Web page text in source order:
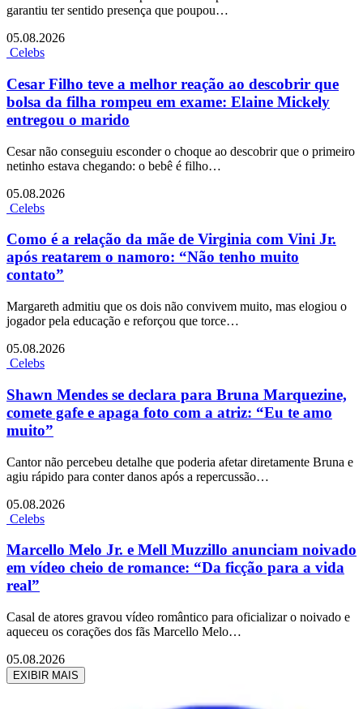
garantiu ter sentido presença que poupou…
05.08.2026
Celebs
Cesar Filho teve a melhor reação ao descobrir que
bolsa da filha rompeu em exame: Elaine Mickely
entregou o marido
Cesar não conseguiu esconder o choque ao descobrir que o primeiro
netinho estava chegando: o bebê é filho…
05.08.2026
Celebs
Como é a relação da mãe de Virginia com Vini Jr.
após reatarem o namoro: “Não tenho muito
contato”
Margareth admitiu que os dois não convivem muito, mas elogiou o
jogador pela educação e reforçou que torce…
05.08.2026
Celebs
Shawn Mendes se declara para Bruna Marquezine,
comete gafe e apaga foto com a atriz: “Eu te amo
muito”
Cantor não percebeu detalhe que poderia afetar diretamente Bruna e
agiu rápido para conter danos após a repercussão…
05.08.2026
Celebs
Marcello Melo Jr. e Mell Muzzillo anunciam noivado
em vídeo cheio de romance: “Da ficção para a vida
real”
Casal de atores gravou vídeo romântico para oficializar o noivado e
aqueceu os corações dos fãs Marcello Melo…
05.08.2026
EXIBIR MAIS